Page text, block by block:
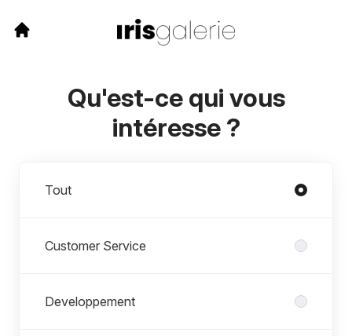
Qu'est-ce qui vous
intéresse ?
Tout
Customer Service
Developpement